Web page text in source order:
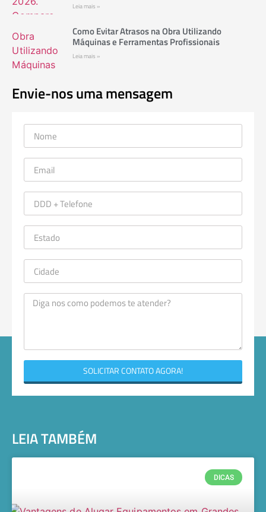
Leia mais »
Como Evitar Atrasos na Obra Utilizando
Máquinas e Ferramentas Profissionais
Leia mais »
Envie-nos uma mensagem
SOLICITAR CONTATO AGORA!
LEIA TAMBÉM
DICAS